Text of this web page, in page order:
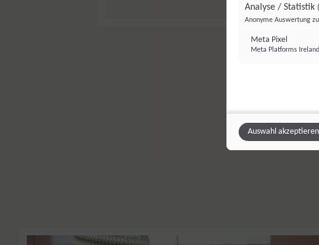
Hier
Analyse / Statistik
Anonyme Auswertung
Meta Pixel
Meta Platforms
Auswahl akzeptieren